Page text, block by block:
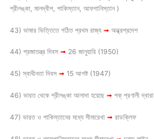
শ্রীলঙ্কা, মালদ্বীপ, পাকিস্তান, আফগানিস্তান )
43) ভাষার ভিত্তিতে গঠিত প্রথম রাজ্য ➟ অন্ধ্রপ্রদেশ
44) প্রজাতন্ত্র দিবস ➟ 26 জানুয়ারি (1950)
45) স্বাধীনতা দিবস ➟ 15 আগষ্ট (1947)
46) ভারত থেকে শ্রীলঙ্কা আলাদা হয়েছে ➟ পক্ প্রণালী দ্বারা
47) ভারত ও পাকিস্তানের মধ্যে সীমারেখা ➟ রাডক্লিফ